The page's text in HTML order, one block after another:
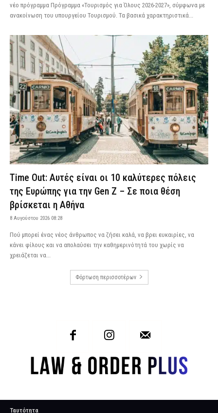
νέο πρόγραμμα Πρόγραμμα «Τουρισμός για Όλους 2026-2027», σύμφωνα με
ανακοίνωση του υπουργείου Τουρισμού. Τα βασικά χαρακτηριστικά...
Time Out: Αυτές είναι οι 10 καλύτερες πόλεις
της Ευρώπης για την Gen Z – Σε ποια θέση
βρίσκεται η Αθήνα
8 Αυγούστου 2026 08:28
Πού μπορεί ένας νέος άνθρωπος να ζήσει καλά, να βρει ευκαιρίες, να
κάνει φίλους και να απολαύσει την καθημερινότητά του χωρίς να
χρειάζεται να...
Φόρτωση περισσοτέρων
Ταυτότητα